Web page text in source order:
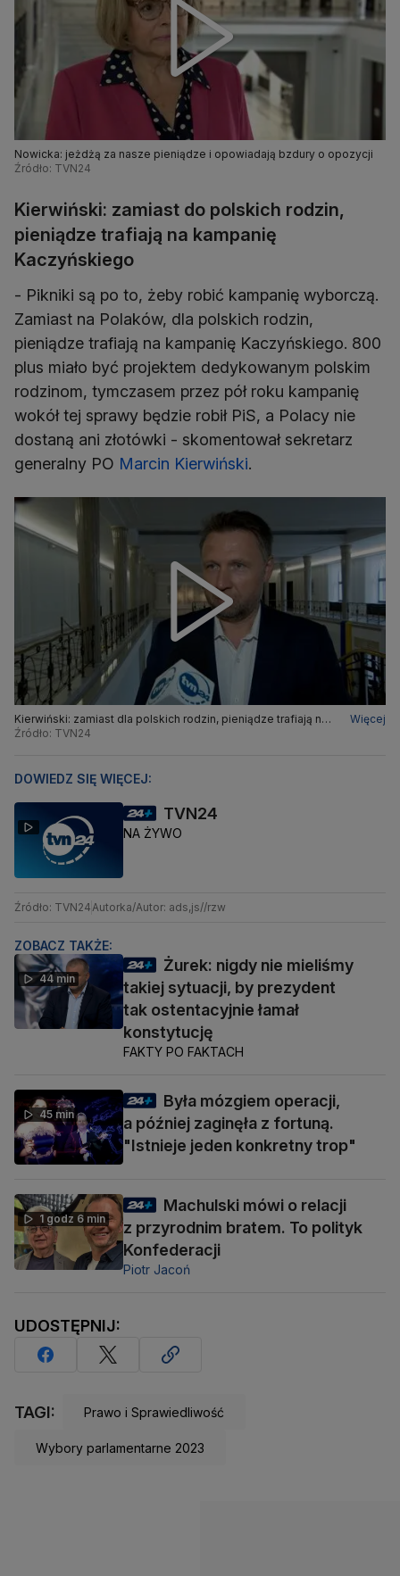
Nowicka: jeżdżą za nasze pieniądze i opowiadają bzdury o opozycji
Źródło: TVN24
Kierwiński: zamiast do polskich rodzin,
pieniądze trafiają na kampanię
Kaczyńskiego
- Pikniki są po to, żeby robić kampanię wyborczą.
Zamiast na Polaków, dla polskich rodzin,
pieniądze trafiają na kampanię Kaczyńskiego. 800
plus miało być projektem dedykowanym polskim
rodzinom, tymczasem przez pół roku kampanię
wokół tej sprawy będzie robił PiS, a Polacy nie
dostaną ani złotówki - skomentował sekretarz
generalny PO Marcin Kierwiński.
Kierwiński: zamiast dla polskich rodzin, pieniądze trafiają na
kampanię Kaczyńskiego
Więcej
Źródło: TVN24
DOWIEDZ SIĘ WIĘCEJ:
TVN24
NA ŻYWO
Źródło: TVN24 Autorka/Autor: ads,js//rzw
ZOBACZ TAKŻE:
44 min
Żurek: nigdy nie mieliśmy
takiej sytuacji, by prezydent
tak ostentacyjnie łamał
konstytucję
FAKTY PO FAKTACH
45 min
Była mózgiem operacji,
a później zaginęła z fortuną.
"Istnieje jeden konkretny trop"
1 godz 6 min
Machulski mówi o relacji
z przyrodnim bratem. To polityk
Konfederacji
Piotr Jacoń
UDOSTĘPNIJ:
TAGI: Prawo i Sprawiedliwość
Wybory parlamentarne 2023